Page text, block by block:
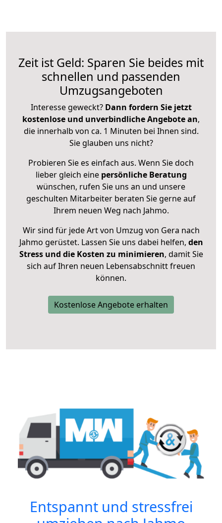
Zeit ist Geld: Sparen Sie beides mit
schnellen und passenden
Umzugsangeboten
Interesse geweckt? Dann fordern Sie jetzt
kostenlose und unverbindliche Angebote an,
die innerhalb von ca. 1 Minuten bei Ihnen sind.
Sie glauben uns nicht?
Probieren Sie es einfach aus. Wenn Sie doch
lieber gleich eine persönliche Beratung
wünschen, rufen Sie uns an und unsere
geschulten Mitarbeiter beraten Sie gerne auf
Ihrem neuen Weg nach Jahmo.
Wir sind für jede Art von Umzug von Gera nach
Jahmo gerüstet. Lassen Sie uns dabei helfen, den
Stress und die Kosten zu minimieren, damit Sie
sich auf Ihren neuen Lebensabschnitt freuen
können.
Kostenlose Angebote erhalten
Entspannt und stressfrei